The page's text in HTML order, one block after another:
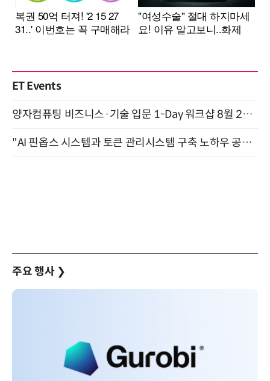
ET Events
양자컴퓨팅 비즈니스·기술 입문 1-Day 워크샵 8월 28일 개최
"AI 핀옵스 시스템과 토큰 관리시스템 구축 노하우 공개" 잠실 한국광고문화회관 2층 대회의실 (8/21)
주요 행사 ❯